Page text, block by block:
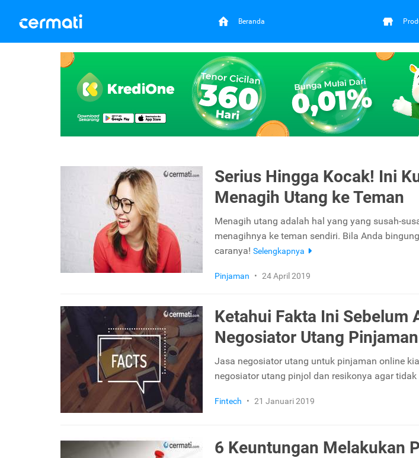
Beranda
Serius Hingga Kocak! Ini
Menagih Utang ke Teman
Menagih utang adalah hal yang yang susah-
menagihnya ke teman sendiri. Bila Anda
caranya! Selengkapnya
Pinjaman • 24 April 2019
Ketahui Fakta Ini Sebelum
Negosiator Utang
Jasa negosiator utang untuk pinjaman online
negosiator utang pinjol dan resikonya agar tidak
Fintech • 21 Januari 2019
6 Keuntungan Melakukan